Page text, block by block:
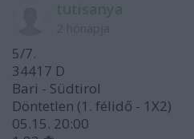
5/7.
34417 D
Bari - Südtirol
Döntetlen (1. félidő - 1X2)
05.15. 20:00